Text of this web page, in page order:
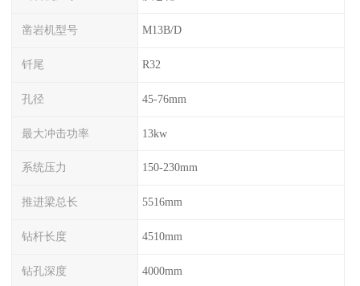
凿岩机型号 M13B/D
钎尾 R32
孔径 45-76mm
最大冲击功率 13kw
系统压力 150-230mm
推进梁总长 5516mm
钻杆长度 4510mm
钻孔深度 4000mm